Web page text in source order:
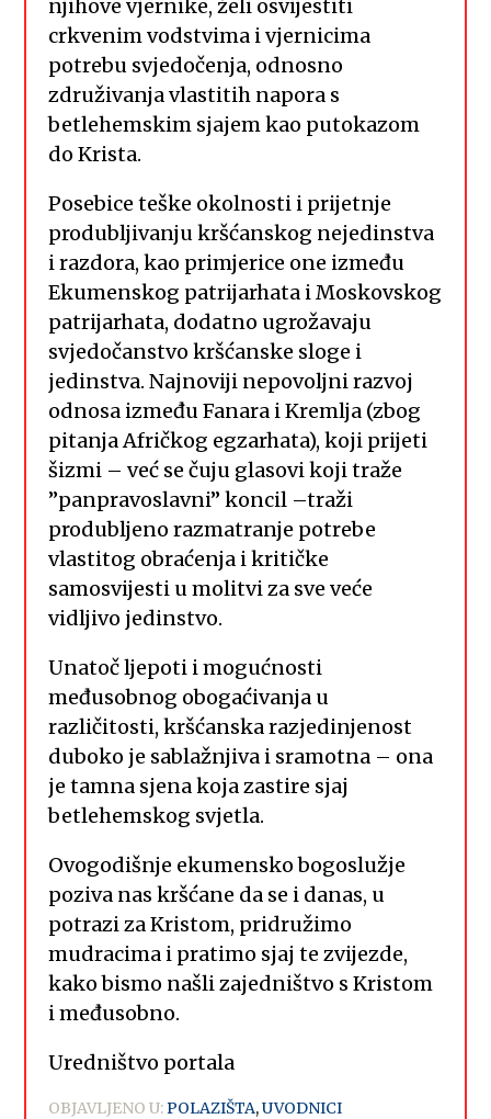
njihove vjernike, želi osvijestiti
crkvenim vodstvima i vjernicima
potrebu svjedočenja, odnosno
združivanja vlastitih napora s
betlehemskim sjajem kao putokazom
do Krista.
Posebice teške okolnosti i prijetnje
produbljivanju kršćanskog nejedinstva
i razdora, kao primjerice one između
Ekumenskog patrijarhata i Moskovskog
patrijarhata, dodatno ugrožavaju
svjedočanstvo kršćanske sloge i
jedinstva. Najnoviji nepovoljni razvoj
odnosa između Fanara i Kremlja (zbog
pitanja Afričkog egzarhata), koji prijeti
šizmi – već se čuju glasovi koji traže
”panpravoslavni” koncil –traži
produbljeno razmatranje potrebe
vlastitog obraćenja i kritičke
samosvijesti u molitvi za sve veće
vidljivo jedinstvo.
Unatoč ljepoti i mogućnosti
međusobnog obogaćivanja u
različitosti, kršćanska razjedinjenost
duboko je sablažnjiva i sramotna – ona
je tamna sjena koja zastire sjaj
betlehemskog svjetla.
Ovogodišnje ekumensko bogoslužje
poziva nas kršćane da se i danas, u
potrazi za Kristom, pridružimo
mudracima i pratimo sjaj te zvijezde,
kako bismo našli zajedništvo s Kristom
i međusobno.
Uredništvo portala
OBJAVLJENO U:POLAZIŠTA,UVODNICI